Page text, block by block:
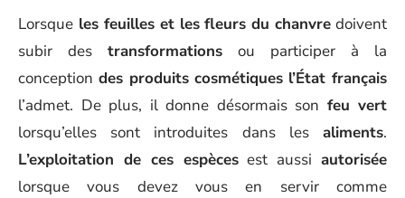
Lorsque les feuilles et les fleurs du chanvre doivent
subir des transformations ou participer à la
conception des produits cosmétiques l’État français
l’admet. De plus, il donne désormais son feu vert
lorsqu’elles sont introduites dans les aliments.
L’exploitation de ces espècesest aussi autorisée
lorsque vous devez vous en servir comme